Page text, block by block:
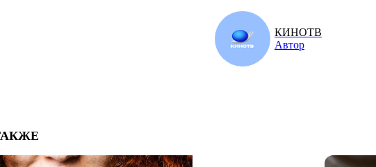
КИНОТВ
Автор